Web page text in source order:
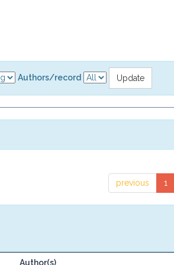
Authors/record
previous 1
Author(s)